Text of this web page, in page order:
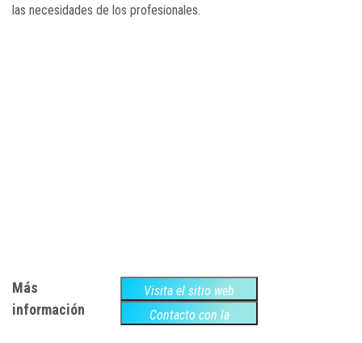
las necesidades de los profesionales.
Más
información
Visita el sitio web
Contacto con la